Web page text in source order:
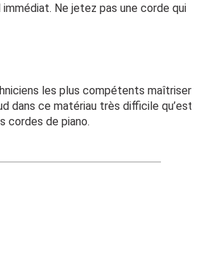
Ne jetez pas une corde qui
les plus compétents
dans ce matériau très difficile qu’est
cordes de piano.